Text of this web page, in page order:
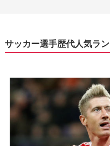
サッカー選手歴代人気ラ